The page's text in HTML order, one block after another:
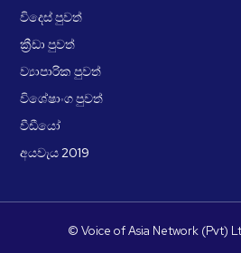
විදෙස් පුවත්
ක්‍රීඩා පුවත්
ව්‍යාපාරික පුවත්
විශේෂාංග පුවත්
වීඩීයෝ
අයවැය 2019
© Voice of Asia Network (Pvt)